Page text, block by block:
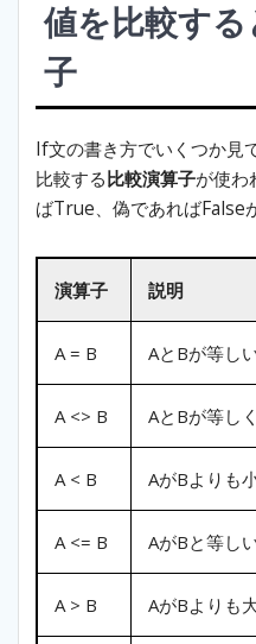
値を比較す
子
If文の書き方でいくつか見
比較する比較演算子が使わ
ばTrue、偽であればFalse
演算子 説明
A = B AとBが等し
A <> B AとBが等し
A < B AがBよりも
A <= B AがBと等し
A > B AがBよりも